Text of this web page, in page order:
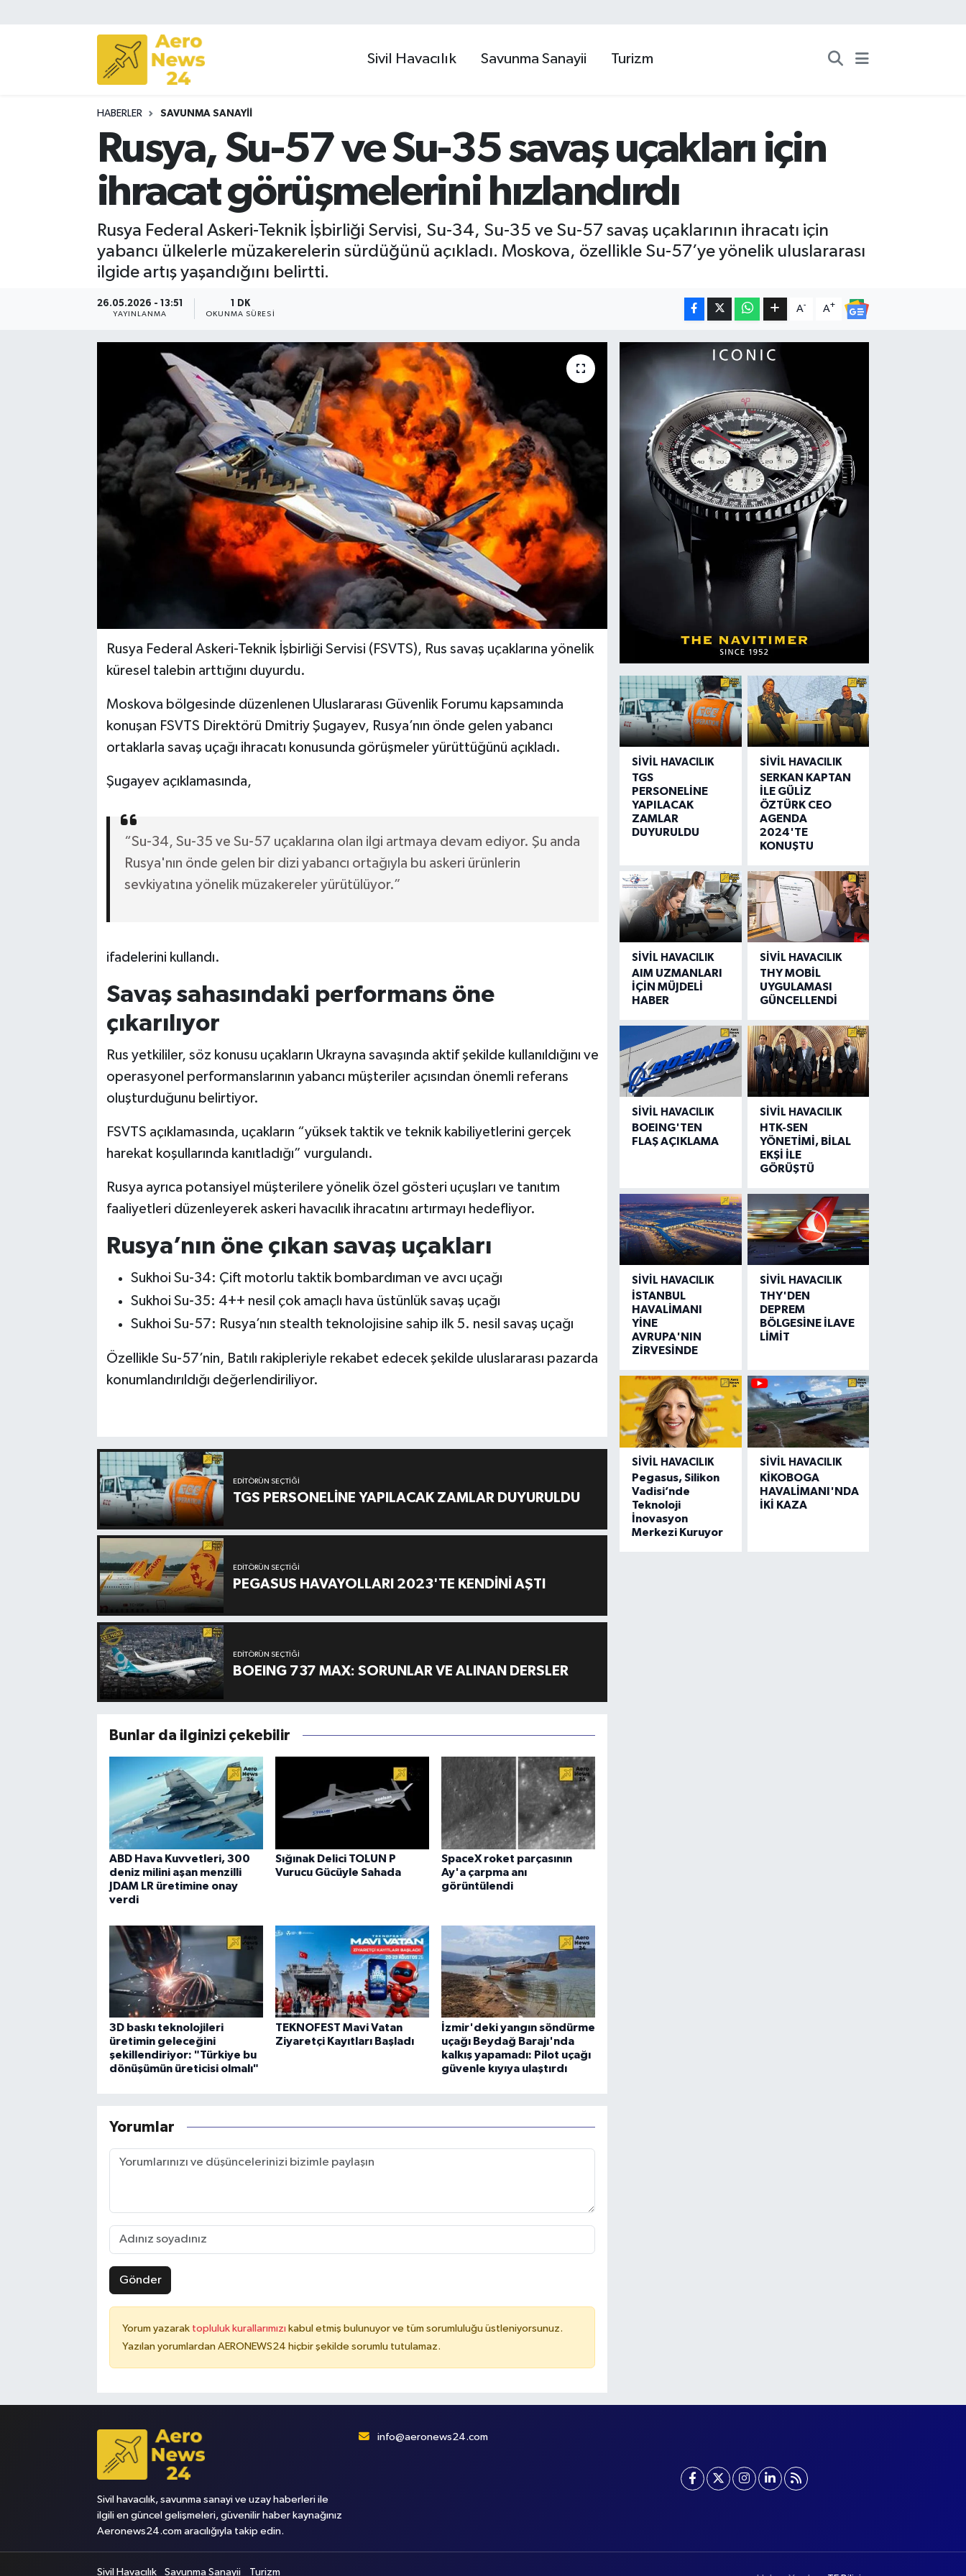
Sivil Havacılık Savunma Sanayii Turizm
HABERLER SAVUNMA SANAYII
Rusya, Su-57 ve Su-35 savaş uçakları için
ihracat görüşmelerini hızlandırdı
Rusya Federal Askeri-Teknik İşbirliği Servisi, Su-34, Su-35 ve Su-57 savaş uçaklarının ihracatı için
yabancı ülkelerle müzakerelerin sürdüğünü açıkladı. Moskova, özellikle Su-57’ye yönelik uluslararası
ilgide artış yaşandığını belirtti.
26.05.2026 - 13:51
YAYINLANMA
1 DK
OKUNMA SÜRESI
A- A+
Rusya Federal Askeri-Teknik İşbirliği Servisi (FSVTS), Rus savaş uçaklarına yönelik
küresel talebin arttığını duyurdu.
Moskova bölgesinde düzenlenen Uluslararası Güvenlik Forumu kapsamında
konuşan FSVTS Direktörü Dmitriy Şugayev, Rusya’nın önde gelen yabancı
ortaklarla savaş uçağı ihracatı konusunda görüşmeler yürüttüğünü açıkladı.
Şugayev açıklamasında,
“Su-34, Su-35 ve Su-57 uçaklarına olan ilgi artmaya devam ediyor. Şu anda
Rusya'nın önde gelen bir dizi yabancı ortağıyla bu askeri ürünlerin
sevkiyatına yönelik müzakereler yürütülüyor.”
ifadelerini kullandı.
Savaş sahasındaki performans öne
çıkarılıyor
Rus yetkililer, söz konusu uçakların Ukrayna savaşında aktif şekilde kullanıldığını ve
operasyonel performanslarının yabancı müşteriler açısından önemli referans
oluşturduğunu belirtiyor.
FSVTS açıklamasında, uçakların “yüksek taktik ve teknik kabiliyetlerini gerçek
harekat koşullarında kanıtladığı” vurgulandı.
Rusya ayrıca potansiyel müşterilere yönelik özel gösteri uçuşları ve tanıtım
faaliyetleri düzenleyerek askeri havacılık ihracatını artırmayı hedefliyor.
Rusya’nın öne çıkan savaş uçakları
Sukhoi Su-34: Çift motorlu taktik bombardıman ve avcı uçağı
Sukhoi Su-35: 4++ nesil çok amaçlı hava üstünlük savaş uçağı
Sukhoi Su-57: Rusya’nın stealth teknolojisine sahip ilk 5. nesil savaş uçağı
Özellikle Su-57’nin, Batılı rakipleriyle rekabet edecek şekilde uluslararası pazarda
konumlandırıldığı değerlendiriliyor.
EDITÖRÜN SEÇTIĞI
TGS PERSONELİNE YAPILACAK ZAMLAR DUYURULDU
EDITÖRÜN SEÇTIĞI
PEGASUS HAVAYOLLARI 2023'TE KENDİNİ AŞTI
EDITÖRÜN SEÇTIĞI
BOEING 737 MAX: SORUNLAR VE ALINAN DERSLER
Bunlar da ilginizi çekebilir
ABD Hava Kuvvetleri, 300
deniz milini aşan menzilli
JDAM LR üretimine onay
verdi
Sığınak Delici TOLUN P
Vurucu Gücüyle Sahada
SpaceX roket parçasının
Ay'a çarpma anı
görüntülendi
3D baskı teknolojileri
üretimin geleceğini
şekillendiriyor: "Türkiye bu
dönüşümün üreticisi olmalı"
TEKNOFEST Mavi Vatan
Ziyaretçi Kayıtları Başladı
İzmir'deki yangın söndürme
uçağı Beydağ Barajı'nda
kalkış yapamadı: Pilot uçağı
güvenle kıyıya ulaştırdı
Yorumlar
Gönder
Yorum yazarak topluluk kurallarımızı kabul etmiş bulunuyor ve tüm sorumluluğu üstleniyorsunuz.
Yazılan yorumlardan AERONEWS24 hiçbir şekilde sorumlu tutulamaz.
SIVIL HAVACILIK
TGS
PERSONELİNE
YAPILACAK
ZAMLAR
DUYURULDU
SIVIL HAVACILIK
SERKAN KAPTAN
İLE GÜLİZ
ÖZTÜRK CEO
AGENDA
2024'TE
KONUŞTU
SIVIL HAVACILIK
AIM UZMANLARI
İÇİN MÜJDELİ
HABER
SIVIL HAVACILIK
THY MOBİL
UYGULAMASI
GÜNCELLENDİ
SIVIL HAVACILIK
BOEING'TEN
FLAŞ AÇIKLAMA
SIVIL HAVACILIK
HTK-SEN
YÖNETİMİ, BİLAL
EKŞİ İLE
GÖRÜŞTÜ
SIVIL HAVACILIK
İSTANBUL
HAVALİMANI
YİNE
AVRUPA'NIN
ZİRVESİNDE
SIVIL HAVACILIK
THY'DEN
DEPREM
BÖLGESİNE İLAVE
LİMİT
SIVIL HAVACILIK
Pegasus, Silikon
Vadisi’nde
Teknoloji
İnovasyon
Merkezi Kuruyor
SIVIL HAVACILIK
KİKOBOGA
HAVALİMANI'NDA
İKİ KAZA
Sivil havacılık, savunma sanayi ve uzay haberleri ile
ilgili en güncel gelişmeleri, güvenilir haber kaynağınız
Aeronews24.com aracılığıyla takip edin.
info@aeronews24.com
Sivil Havacılık Savunma Sanayii Turizm
Sivil Havacılık